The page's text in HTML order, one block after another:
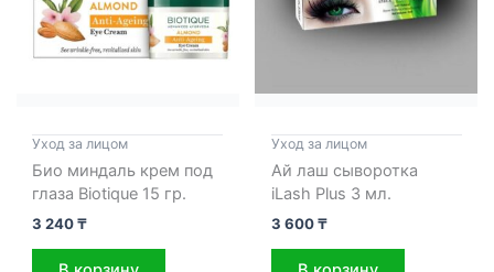
Уход за лицом
Био миндаль крем под
глаза Biotique 15 гр.
3 240₸
Уход за лицом
Ай лаш сыворотка
iLash Plus 3 мл.
3 600₸